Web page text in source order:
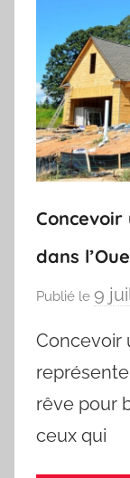
dans
Publié le 9
Concevoir
rêve pour
ceux qui